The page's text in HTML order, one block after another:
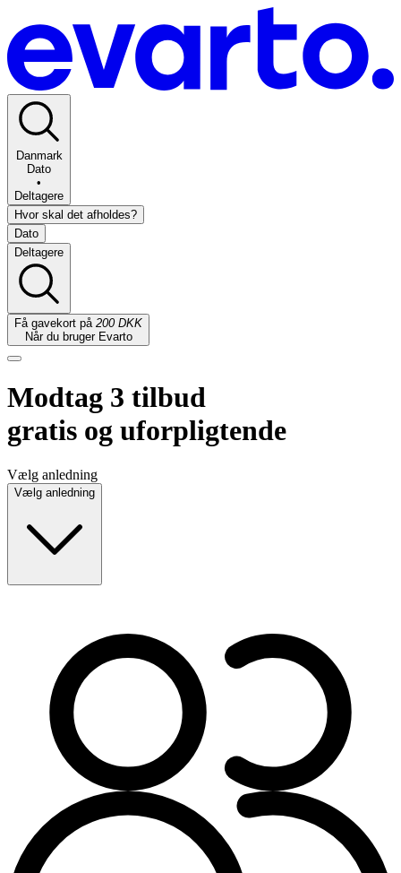
Danmark
Dato
•
Deltagere
Hvor skal det afholdes?
Dato
Deltagere
Få gavekort på 200 DKK
Når du bruger Evarto
Modtag 3 tilbud
gratis og uforpligtende
Vælg anledning
Vælg anledning